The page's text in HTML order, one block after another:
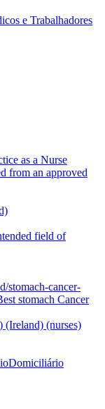
e Trabalhadores
as a Nurse
from an approved
field of
stomach-cancer-
stomach Cancer
(Ireland) (nurses)